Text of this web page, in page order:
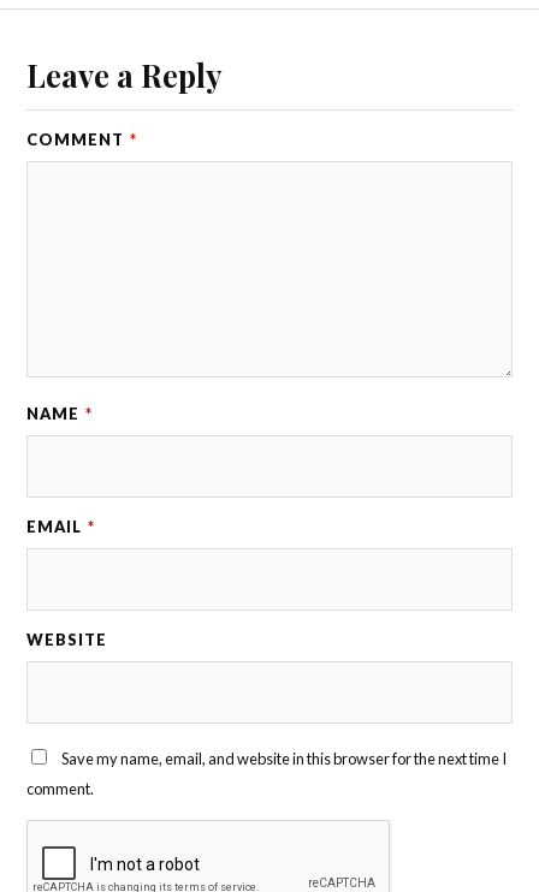
Leave a Reply
COMMENT *
NAME *
EMAIL *
WEBSITE
Save my name, email, and website in this browser for the next time I
comment.